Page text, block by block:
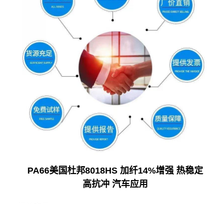
PA66美国杜邦8018HS 加纤14%增强 热稳定
高抗冲 汽车应用